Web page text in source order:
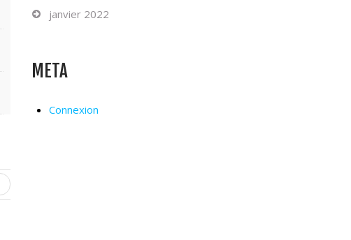
janvier 2022
META
Connexion